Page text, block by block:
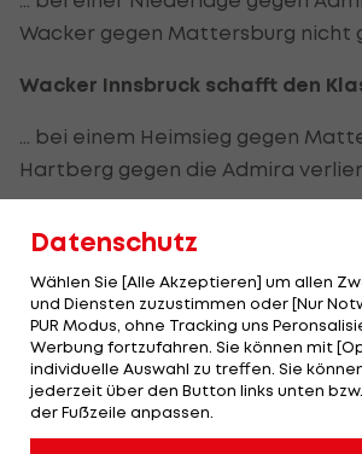
Wacker gegen Mattersburg nicht
Wacker Innsbruck schafft den
… bei einem Heimsieg gegen
Hartberg gegen die Admira
Hartberg gegen Admira
Punktegleichheit würden die
werden, da nach dem
Punktehalbierung abgerundet
Oberes Playoff
Datenschutz
Wählen Sie [Alle Akzeptieren] um allen
und Diensten zuzustimmen oder [Nur
PUR Modus, ohne Tracking uns
Werbung fortzufahren. Sie können mit
individuelle Auswahl zu treffen. Sie
jederzeit über den Button links unten
der Fußzeile anpassen.